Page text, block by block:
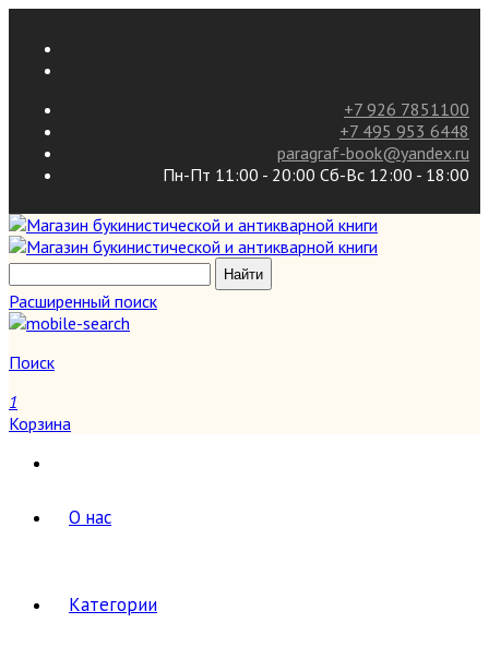
+7 926 7851100
+7 495 953 6448
paragraf-book@yandex.ru
Пн-Пт 11:00 - 20:00 Сб-Вс 12:00 - 18:00
Расширенный поиск
Поиск
1
Корзина
О нас
Категории